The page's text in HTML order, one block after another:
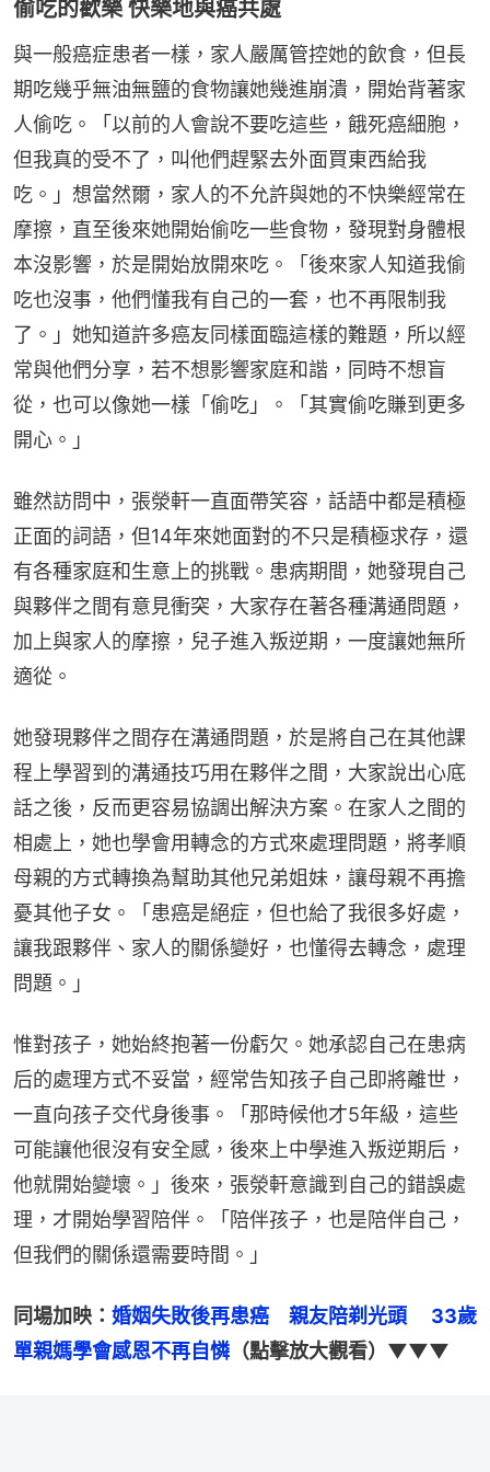
偷吃的歡樂 快樂地與癌共處
與一般癌症患者一樣，家人嚴厲管控她的飲食，但長
期吃幾乎無油無鹽的食物讓她幾進崩潰，開始背著家
人偷吃。「以前的人會說不要吃這些，餓死癌細胞，
但我真的受不了，叫他們趕緊去外面買東西給我
吃。」想當然爾，家人的不允許與她的不快樂經常在
摩擦，直至後來她開始偷吃一些食物，發現對身體根
本沒影響，於是開始放開來吃。「後來家人知道我偷
吃也沒事，他們懂我有自己的一套，也不再限制我
了。」她知道許多癌友同樣面臨這樣的難題，所以經
常與他們分享，若不想影響家庭和諧，同時不想盲
從，也可以像她一樣「偷吃」。「其實偷吃賺到更多
開心。」
雖然訪問中，張滎軒一直面帶笑容，話語中都是積極
正面的詞語，但14年來她面對的不只是積極求存，還
有各種家庭和生意上的挑戰。患病期間，她發現自己
與夥伴之間有意見衝突，大家存在著各種溝通問題，
加上與家人的摩擦，兒子進入叛逆期，一度讓她無所
適從。
她發現夥伴之間存在溝通問題，於是將自己在其他課
程上學習到的溝通技巧用在夥伴之間，大家說出心底
話之後，反而更容易協調出解決方案。在家人之間的
相處上，她也學會用轉念的方式來處理問題，將孝順
母親的方式轉換為幫助其他兄弟姐妹，讓母親不再擔
憂其他子女。「患癌是絕症，但也給了我很多好處，
讓我跟夥伴、家人的關係變好，也懂得去轉念，處理
問題。」
惟對孩子，她始終抱著一份虧欠。她承認自己在患病
后的處理方式不妥當，經常告知孩子自己即將離世，
一直向孩子交代身後事。「那時候他才5年級，這些
可能讓他很沒有安全感，後來上中學進入叛逆期后，
他就開始變壞。」後來，張滎軒意識到自己的錯誤處
理，才開始學習陪伴。「陪伴孩子，也是陪伴自己，
但我們的關係還需要時間。」
同場加映： 婚姻失敗後再患癌　親友陪剃光頭　 33歲
單親媽學會感恩不再自憐 （點擊放大觀看）▼▼▼